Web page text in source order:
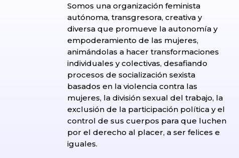
Somos una organización feminista
autónoma, transgresora, creativa y
diversa que promueve la autonomía y
empoderamiento de las mujeres,
animándolas a hacer transformaciones
individuales y colectivas, desafiando
procesos de socialización sexista
basados en la violencia contra las
mujeres, la división sexual del trabajo, la
exclusión de la participación política y el
control de sus cuerpos para que luchen
por el derecho al placer, a ser felices e
iguales.